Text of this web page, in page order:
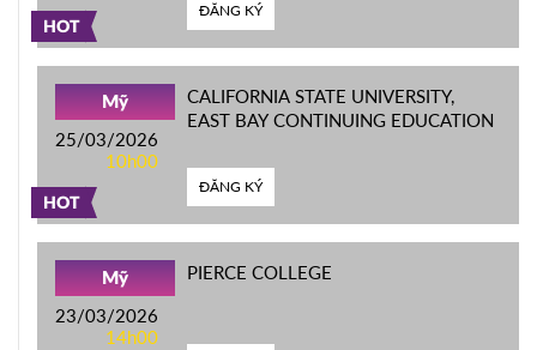
HOT
ĐĂNG KÝ
HOT
Mỹ
25/03/2026
10h00
CALIFORNIA STATE UNIVERSITY,
EAST BAY CONTINUING EDUCATION
ĐĂNG KÝ
Mỹ
23/03/2026
14h00
PIERCE COLLEGE